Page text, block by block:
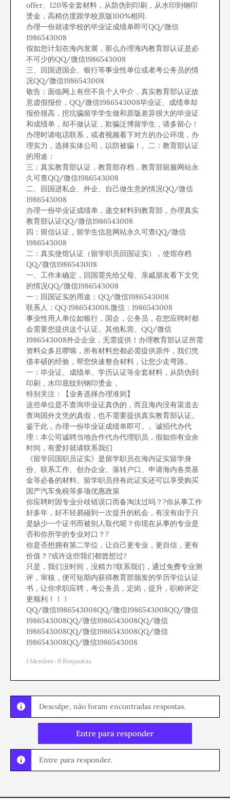
offer、I20等全套材料，从防伪到印刷，从水印到钢印
烫金，高精仿度跟学校原版100%相同.
办理一份就读学校的毕业证成绩单即可QQ/微信
1986543008
假如您计划在海内发展，那么办理海内教育部认证是必
不可少的QQ/微信1986543008
三、回国进国企、银行等事业性单位或者考公务员的情
况QQ/微信1986543008
敬告：面临网上有些不良个人中介，真实教育部认证故
意虚假报价，QQ/微信1986543008毕业证、成绩单却
报价很高，挖坑骗留学学生做和原版差异很大的毕业证
和成绩单，却不做认证，欺骗泛博留学生，请多留心！
办理时请电话联系，或者视频看下对方的办公环境，办
理实力，选择实体公司，以防被骗！。二：教育部认证
的用途：
三：真实教育部认证，教育部存档，教育部留服网站永
久可查QQ/微信1986543008
二、回国进私企、外企、自己做生意的情况QQ/微信
1986543008
办理一份毕业证成绩单，递交材料到教育部，办理真实
教育部认证QQ/微信1986543008
四：留信认证，留学生信息网站永久可查QQ/微信
1986543008
二：真实使馆认证（留学职员回国证实），使馆存档
QQ/微信1986543008
一、工作未确定，回国需先给父母、亲戚朋友看下文凭
的情况QQ/微信1986543008
一：回国证实的用途：QQ/微信1986543008
联系人：QQ:1986543008.微信：1986543008
事业性用人单位如银行，国企，公务员，在您应聘时都
会需要您提供这个认证。其他私营、QQ/微信
1986543008外企企业，无需提供！办理教育部认证所需
资料众多且啰嗦，所有材料您都必需提供原件，我们凭
借丰硕的经验，帮您快速整合材料，让您少走弯路。
一：毕业证、成绩单、学历认证等全套材料，从防伪到
印刷，水印底纹到钢印烫金，
特别关注：【业务选择办理准则】
这些单位是不查询毕业证真伪的，而且海内没有渠道去
查询国外文凭的真假，也不需要提供真实教育部认证。
鉴于此，办理一份毕业证成绩单即可。。诚招代办代
理：本公司诚聘当地合作代办代理职员，假如你有业余
时间，有爱好就请联系我们
《留学回国职员证实》是留学职员在海内证实留学身
份、联系工作、创办企业、落转户口、申请海内各类基
金等必备的材料。留学职员持有此证实还可以享受购买
国产汽车免税等多项优惠政策
你应聘时因专业分歧错误口而备淘汰过吗？?你从事工作
好多年，好不轻易碰到一次提升的机会，有没有由于只
是缺少一个证书而被别人取代呢？你现在从事的专业是
否和你所学的专业对口？?
你是否想拥有第二学位，让自己更专业，更自信，更有
价值？?或许这些我们都曾想过?
只是，我们没时间，没精力?联系我们，通过免费专业测
评，审核，便可短期内获得教育部颁发的学历学位认证
书，让你求职应聘，考公务员，定岗，提升，职称评定
更顺利！！！
QQ/微信1986543008QQ/微信1986543008QQ/微信
1986543008QQ/微信1986543008QQ/微信
1986543008QQ/微信1986543008QQ/微信
1986543008QQ/微信1986543008
1 Membro · 0 Respostas
Desculpe, não foram encontradas respostas.
Entre para responder
Entre para responder.